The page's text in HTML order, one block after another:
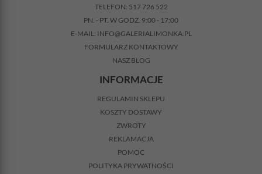
TELEFON: 517 726 522
PN. - PT. W GODZ. 9:00 - 17:00
E-MAIL: INFO@GALERIALIMONKA.PL
FORMULARZ KONTAKTOWY
NASZ BLOG
INFORMACJE
REGULAMIN SKLEPU
KOSZTY DOSTAWY
ZWROTY
REKLAMACJA
POMOC
POLITYKA PRYWATNOŚCI